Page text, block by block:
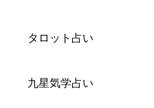
タロット占い
九星気学占い